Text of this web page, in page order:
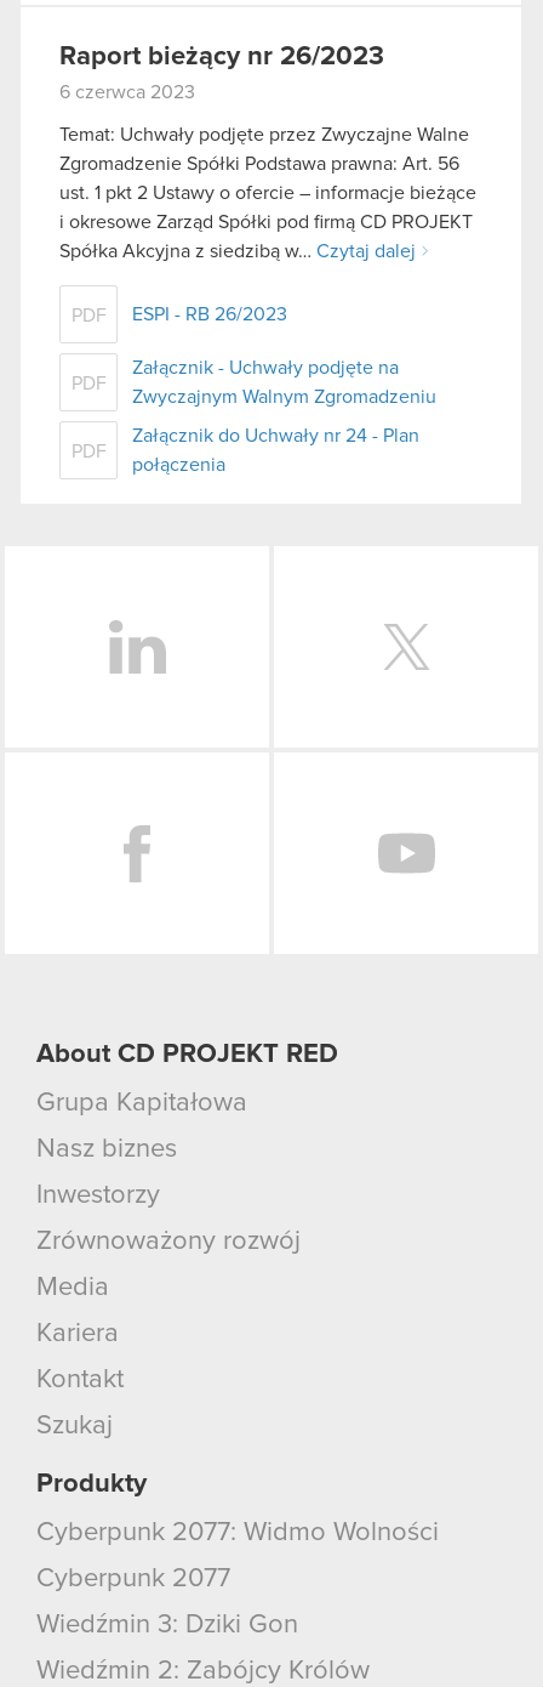
Raport bieżący nr 26/2023
6 czerwca 2023
Temat: Uchwały podjęte przez Zwyczajne Walne
Zgromadzenie Spółki Podstawa prawna: Art. 56
ust. 1 pkt 2 Ustawy o ofercie – informacje bieżące
i okresowe Zarząd Spółki pod firmą CD PROJEKT
Spółka Akcyjna z siedzibą w… Czytaj dalej
PDF ESPI - RB 26/2023
PDF
Załącznik - Uchwały podjęte na
Zwyczajnym Walnym Zgromadzeniu
PDF
Załącznik do Uchwały nr 24 - Plan
połączenia
About CD PROJEKT RED
Grupa Kapitałowa
Nasz biznes
Inwestorzy
Zrównoważony rozwój
Media
Kariera
Kontakt
Szukaj
Produkty
Cyberpunk 2077: Widmo Wolności
Cyberpunk 2077
Wiedźmin 3: Dziki Gon
Wiedźmin 2: Zabójcy Królów